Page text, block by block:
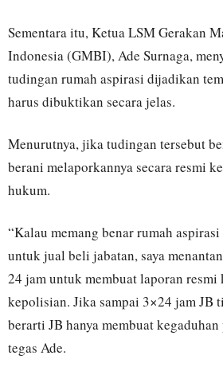
Sementara itu, Ketua LSM Gerakan
Indonesia (GMBI), Ade Surnaga,
tudingan rumah aspirasi dijadikan
harus dibuktikan secara jelas.
Menurutnya, jika tudingan tersebut
berani melaporkannya secara resmi
hukum.
“Kalau memang benar rumah
untuk jual beli jabatan, saya
24 jam untuk membuat laporan resmi
kepolisian. Jika sampai 3×24 jam JB
berarti JB hanya membuat
tegas Ade.